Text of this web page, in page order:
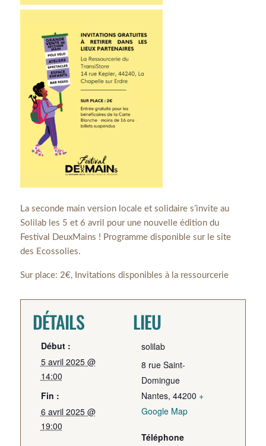
La seconde main version locale et solidaire s’invite au
Solilab les 5 et 6 avril pour une nouvelle édition du
Festival DeuxMains ! Programme disponible sur le site
des Ecossolies.
Sur place: 2€, Invitations disponibles à la ressourcerie
DÉTAILS
Début :
5 avril 2025 @
14:00
Fin :
6 avril 2025 @
19:00
LIEU
solilab
8 rue Saint-
Domingue
Nantes, 44200 +
Google Map
Téléphone